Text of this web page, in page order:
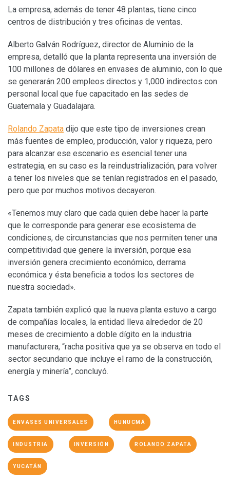
La empresa, además de tener 48 plantas, tiene cinco
centros de distribución y tres oficinas de ventas.
Alberto Galván Rodríguez, director de Aluminio de la
empresa, detalló que la planta representa una inversión de
100 millones de dólares en envases de aluminio, con lo que
se generarán 200 empleos directos y 1,000 indirectos con
personal local que fue capacitado en las sedes de
Guatemala y Guadalajara.
Rolando Zapata dijo que este tipo de inversiones crean
más fuentes de empleo, producción, valor y riqueza, pero
para alcanzar ese escenario es esencial tener una
estrategia, en su caso es la reindustrialización, para volver
a tener los niveles que se tenían registrados en el pasado,
pero que por muchos motivos decayeron.
«Tenemos muy claro que cada quien debe hacer la parte
que le corresponde para generar ese ecosistema de
condiciones, de circunstancias que nos permiten tener una
competitividad que genere la inversión, porque esa
inversión genera crecimiento económico, derrama
económica y ésta beneficia a todos los sectores de
nuestra sociedad».
Zapata también explicó que la nueva planta estuvo a cargo
de compañías locales, la entidad lleva alrededor de 20
meses de crecimiento a doble dígito en la industria
manufacturera, “racha positiva que ya se observa en todo el
sector secundario que incluye el ramo de la construcción,
energía y minería”, concluyó.
TAGS
ENVASES UNIVERSALES HUNUCMÁ
INDUSTRIA INVERSIÓN ROLANDO ZAPATA
YUCATÁN